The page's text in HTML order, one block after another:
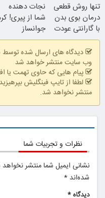
تنها روش قطعی
درمان بوی بدن
با گارانتی عودت
وجه
همین الان ببین
نجات دهنده
شما از پیری!
جوانساز
جلبک50%تخفیف
دیدگاه های ارسال شده توسط
وب سایت منتشر خواهد شد
پیام هایی که حاوی تهمت یا
لطفا از تایپ فینگلیش
منتشر نخواهد شد.
نظرات و تجربیات شما
نشانی ایمیل شما منتشر
شده‌اند *
دیدگاه*